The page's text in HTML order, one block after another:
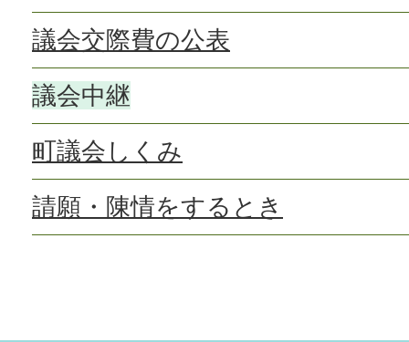
議会交際費の公表
議会中継
町議会しくみ
請願・陳情をするとき